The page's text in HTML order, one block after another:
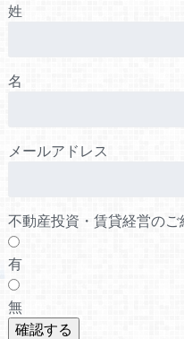
姓
名
メールアドレス
不動産投資・賃貸経営のご
有
無